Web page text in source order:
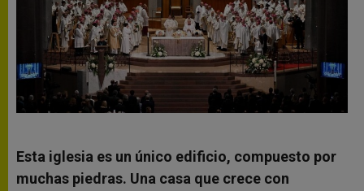
Esta iglesia es un único edificio, compuesto por
muchas piedras. Una casa que crece con